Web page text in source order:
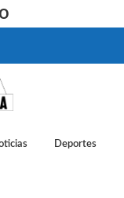
Deportes